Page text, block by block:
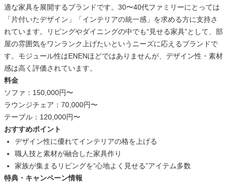
適な家具を展開するブランドです。30〜40代ファミリーにとっては
「片付いたデザイン」「インテリアの統一感」を求める方に支持さ
れています。リビングやダイニングの中でも“見せる家具”として、部
屋の雰囲気をワンランク上げたいというニーズに応えるブランドで
す。モジュール性はENENほどではありませんが、デザイン性・素材
感は高く評価されています。
料金
ソファ：150,000円〜
ラウンジチェア：70,000円〜
テーブル：120,000円〜
おすすめポイント
デザイン性に優れてインテリアの格を上げる
職人技と素材が融合した家具作り
家族が集まるリビングを“心地よく見せる”アイテム多数
特典・キャンペーン情報